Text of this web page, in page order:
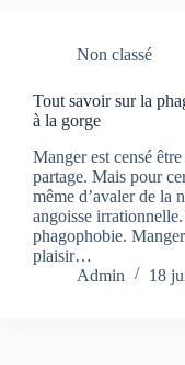
Non classé
Tout savoir sur la
à la gorge
Manger est censé
partage. Mais pour
même d’avaler de la
angoisse
phagophobie.
plaisir…
Admin
18